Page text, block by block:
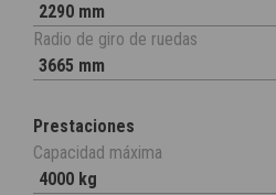
2290 mm
Radio de giro de ruedas
3665 mm
Prestaciones
Capacidad máxima
4000 kg